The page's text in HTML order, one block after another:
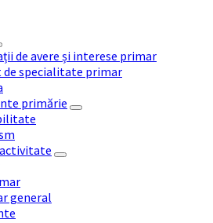
de avere și interese primar
de specialitate primar
primărie
general